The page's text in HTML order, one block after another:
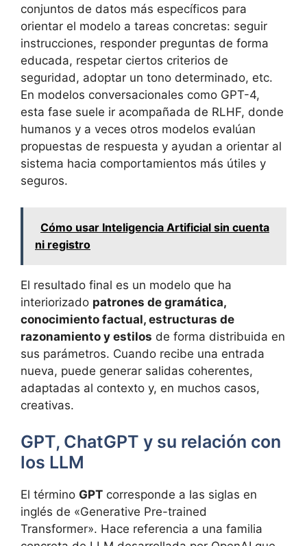
conjuntos de datos más específicos para
orientar el modelo a tareas concretas: seguir
instrucciones, responder preguntas de forma
educada, respetar ciertos criterios de
seguridad, adoptar un tono determinado, etc.
En modelos conversacionales como GPT-4,
esta fase suele ir acompañada de RLHF, donde
humanos y a veces otros modelos evalúan
propuestas de respuesta y ayudan a orientar al
sistema hacia comportamientos más útiles y
seguros.
Cómo usar Inteligencia Artificial sin cuenta
ni registro
El resultado final es un modelo que ha
interiorizado patrones de gramática,
conocimiento factual, estructuras de
razonamiento y estilos de forma distribuida en
sus parámetros. Cuando recibe una entrada
nueva, puede generar salidas coherentes,
adaptadas al contexto y, en muchos casos,
creativas.
GPT, ChatGPT y su relación con
los LLM
El término GPT corresponde a las siglas en
inglés de «Generative Pre-trained
Transformer». Hace referencia a una familia